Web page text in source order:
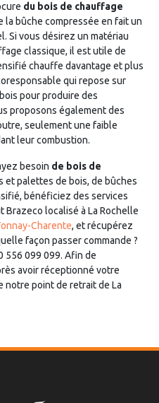
du bois de chauffage
la bûche compressée en fait un
Si vous désirez un matériau
classique, il est utile de
chauffe davantage et plus
qui repose sur
pour produire des
proposons également des
seulement une faible
leur combustion.
besoin de bois de
et palettes de bois, de bûches
bénéficiez des services
localisé à La Rochelle
Charente, et récupérez
façon passer commande ?
556 099 099. Afin de
avoir réceptionné votre
notre point de retrait de La